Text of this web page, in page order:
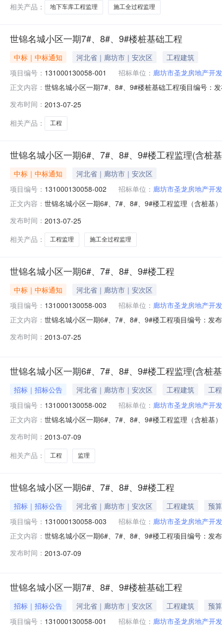
相关产品：
地下车库工程监理 施工全过程监理
世锦名城小区一期7#、8#、9#楼桩基础工程
中标｜中标通知 河北省｜廊坊市｜安次区
工程建筑
项目编号： 131000130058-001 招标单位： 廊坊市圣龙房地产开
正文内容： 世锦名城小区一期7#、8#、9#楼桩基础工程项目编号：
开工日期2013-08-10计划竣工日期2013-09-20资金来源
发布时间： 2013-07-25
相关产品：
工程
世锦名城小区一期6#、7#、8#、9#楼工程监理(含桩
中标｜中标通知
河北省｜廊坊市｜安次区
项目编号： 131000130058-002 招标单位： 廊坊市圣龙房地产开
正文内容： 世锦名城小区一期6#、7#、8#、9#楼工程监理（含桩基
标招标性质监理招标计划开工日期2013-08-10计划竣工
发布时间： 2013-07-25
相关产品：
工程监理 施工全过程监理
世锦名城小区一期6#、7#、8#、9#楼工程
中标｜中标通知
河北省｜廊坊市｜安次区
项目编号： 131000130058-003 招标单位： 廊坊市圣龙房地产开
正文内容： 世锦名城小区一期6#、7#、8#、9#楼工程项目编号：发
工日期2013-09-21计划竣工日期2015-08-10资金来源自
发布时间： 2013-07-25
世锦名城小区一期6#、7#、8#、9#楼工程监理(含桩
招标｜招标公告 河北省｜廊坊市｜安次区 工程建筑
工程
项目编号： 131000130058-002 招标单位： 廊坊市圣龙房地产开
正文内容： 世锦名城小区一期6#、7#、8#、9#楼工程监理（含桩基
中房馨园小区，西侧为东安路，南侧为光明东道，北侧
发布时间： 2013-07-09
相关产品：
工程 监理
世锦名城小区一期6#、7#、8#、9#楼工程
招标｜招标公告 河北省｜廊坊市｜安次区 工程建筑
预
项目编号： 131000130058-003 招标单位： 廊坊市圣龙房地产开
正文内容： 世锦名城小区一期6#、7#、8#、9#楼工程项目编号：发
南侧为光明东道，北侧为锦瑞尚城小区。建筑面积
发布时间： 2013-07-09
世锦名城小区一期7#、8#、9#楼桩基础工程
招标｜招标公告 河北省｜廊坊市｜安次区 工程建筑
预
项目编号： 131000130058-001 招标单位： 廊坊市圣龙房地产开